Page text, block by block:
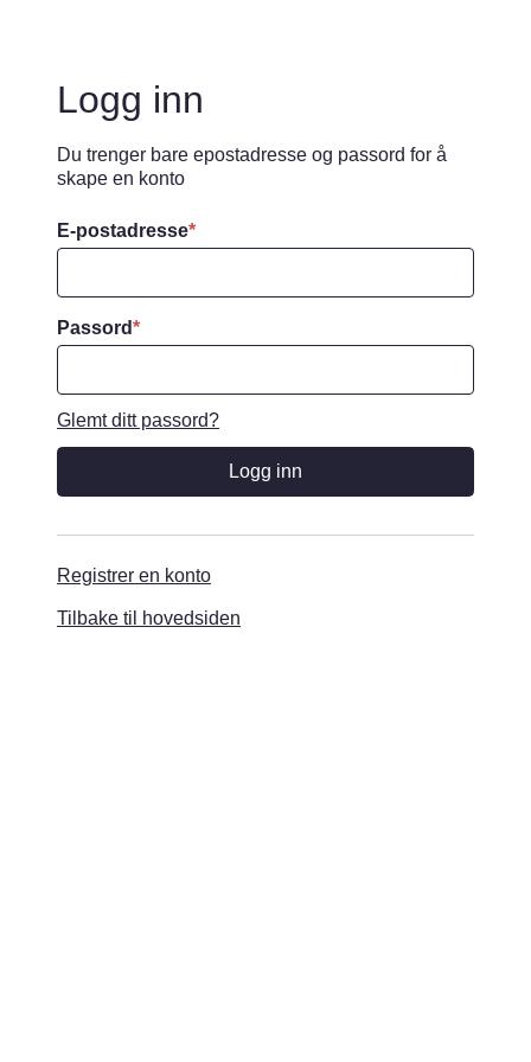
Logg inn
Du trenger bare epostadresse og passord for å
skape en konto
E-postadresse*
Passord*
Glemt ditt passord?
Registrer en konto
Tilbake til hovedsiden